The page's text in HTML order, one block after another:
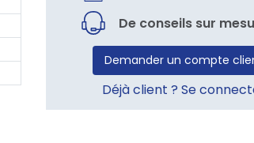
De conseils sur
Demander un compte
Déjà client ? Se